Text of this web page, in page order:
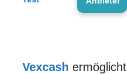
Vexcash ermöglicht